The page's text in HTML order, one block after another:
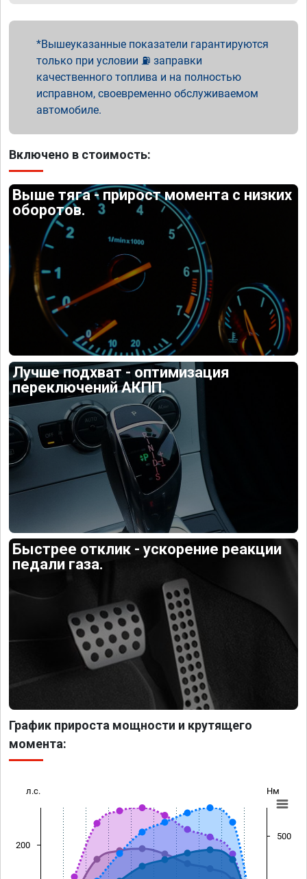
Вышеуказанные показатели гарантируются
только при условии ⛽ заправки
качественного топлива и на полностью
исправном, своевременно обслуживаемом
автомобиле.
Включено в стоимость:
Выше тяга - прирост момента с низких
оборотов.
Лучше подхват - оптимизация
переключений АКПП.
Быстрее отклик - ускорение реакции
педали газа.
График прироста мощности и крутящего
момента:
л.с. Нм
200
500